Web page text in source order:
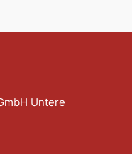
Untere